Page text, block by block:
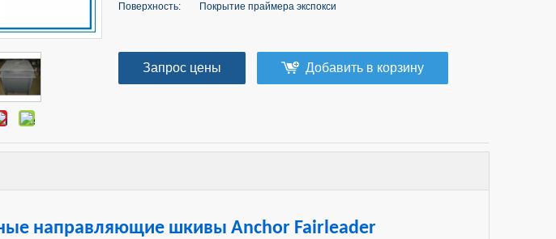
Поверхность:
Покрытие праймера экспокси
Запрос цены Добавить в корзину
направляющие шкивы Anchor Fairleader